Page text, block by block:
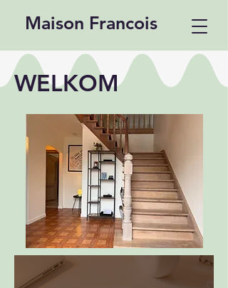
Maison Francois
WELKOM